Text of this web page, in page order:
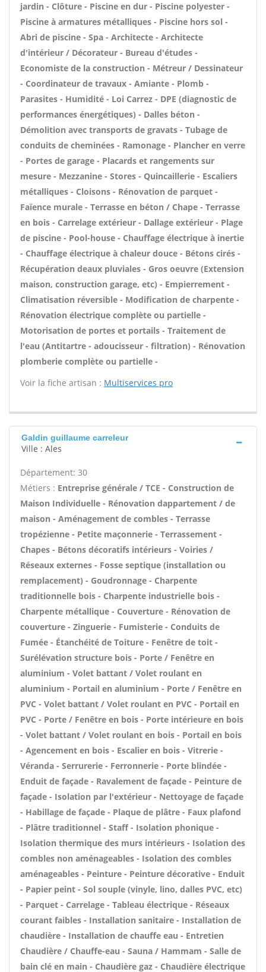
jardin - Clôture - Piscine en dur - Piscine polyester -
Piscine à armatures métalliques - Piscine hors sol -
Abri de piscine - Spa - Architecte - Architecte
d'intérieur / Décorateur - Bureau d'études -
Economiste de la construction - Métreur / Dessinateur
- Coordinateur de travaux - Amiante - Plomb -
Parasites - Humidité - Loi Carrez - DPE (diagnostic de
performances énergétiques) - Dalles béton -
Démolition avec transports de gravats - Tubage de
conduits de cheminées - Ramonage - Plancher en verre
- Portes de garage - Placards et rangements sur
mesure - Mezzanine - Stores - Quincaillerie - Escaliers
métalliques - Cloisons - Rénovation de parquet -
Faïence murale - Terrasse en béton / Chape - Terrasse
en bois - Carrelage extérieur - Dallage extérieur - Plage
de piscine - Pool-house - Chauffage électrique à inertie
- Chauffage électrique à chaleur douce - Bétons cirés -
Récupération deaux pluviales - Gros oeuvre (Extension
maison, construction garage, etc) - Empierrement -
Climatisation réversible - Modification de charpente -
Rénovation électrique complète ou partielle -
Motorisation de portes et portails - Traitement de
l'eau (Antitartre - adoucisseur - filtration) - Rénovation
plomberie complète ou partielle -
Voir la fiche artisan : Multiservices pro
Galdin guillaume carreleur
Ville : Ales
Département: 30
Métiers : Entreprise générale / TCE - Construction de
Maison Individuelle - Rénovation dappartement / de
maison - Aménagement de combles - Terrasse
tropézienne - Petite maçonnerie - Terrassement -
Chapes - Bétons décoratifs intérieurs - Voiries /
Réseaux externes - Fosse septique (installation ou
remplacement) - Goudronnage - Charpente
traditionnelle bois - Charpente industrielle bois -
Charpente métallique - Couverture - Rénovation de
couverture - Zinguerie - Fumisterie - Conduits de
Fumée - Étanchéité de Toiture - Fenêtre de toit -
Surélévation structure bois - Porte / Fenêtre en
aluminium - Volet battant / Volet roulant en
aluminium - Portail en aluminium - Porte / Fenêtre en
PVC - Volet battant / Volet roulant en PVC - Portail en
PVC - Porte / Fenêtre en bois - Porte intérieure en bois
- Volet battant / Volet roulant en bois - Portail en bois
- Agencement en bois - Escalier en bois - Vitrerie -
Véranda - Serrurerie - Ferronnerie - Porte blindée -
Enduit de façade - Ravalement de façade - Peinture de
façade - Isolation par l'extérieur - Nettoyage de façade
- Habillage de façade - Plaque de plâtre - Faux plafond
- Plâtre traditionnel - Staff - Isolation phonique -
Isolation thermique des murs intérieurs - Isolation des
combles non aménageables - Isolation des combles
aménageables - Peinture - Peinture décorative - Enduit
- Papier peint - Sol souple (vinyle, lino, dalles PVC, etc)
- Parquet - Carrelage - Tableau électrique - Réseaux
courant faibles - Installation sanitaire - Installation de
chaudière - Installation de chauffe eau - Entretien
Chaudière / Chauffe-eau - Sauna / Hammam - Salle de
bain clé en main - Chaudière gaz - Chaudière électrique